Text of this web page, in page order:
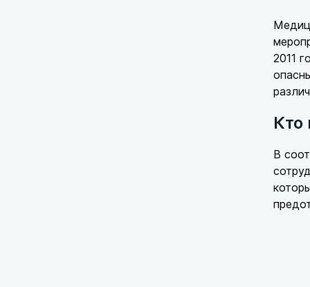
2011
Кто
В